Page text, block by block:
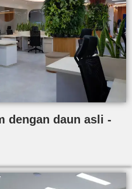
dengan daun asli -